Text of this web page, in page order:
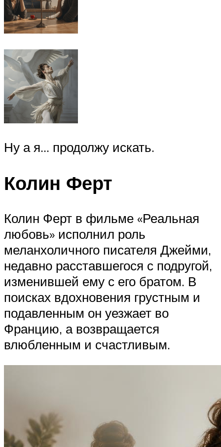
Ну а я… продолжу искать.
Колин Ферт
Колин Ферт в фильме «Реальная
любовь» исполнил роль
меланхоличного писателя Джейми,
недавно расставшегося с подругой,
изменившей ему с его братом. В
поисках вдохновения грустным и
подавленным он уезжает во
Францию, а возвращается
влюбленным и счастливым.